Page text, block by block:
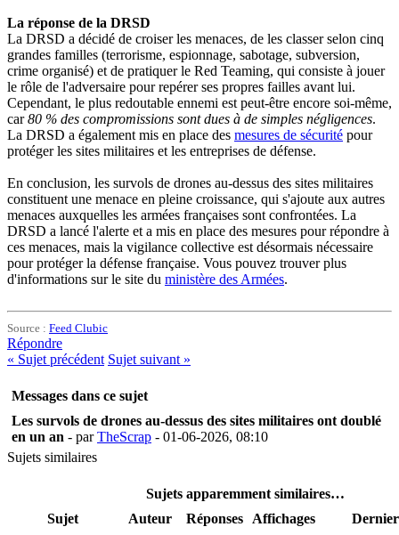
La réponse de la DRSD
La DRSD a décidé de croiser les menaces, de les classer selon cinq
grandes familles (terrorisme, espionnage, sabotage, subversion,
crime organisé) et de pratiquer le Red Teaming, qui consiste à jouer
le rôle de l'adversaire pour repérer ses propres failles avant lui.
Cependant, le plus redoutable ennemi est peut-être encore soi-même,
car80 % des compromissions sont dues à de simples négligences.
La DRSD a également mis en place des mesures de sécurité pour
protéger les sites militaires et les entreprises de défense.
En conclusion, les survols de drones au-dessus des sites militaires
constituent une menace en pleine croissance, qui s'ajoute aux autres
menaces auxquelles les armées françaises sont confrontées. La
DRSD a lancé l'alerte et a mis en place des mesures pour répondre à
ces menaces, mais la vigilance collective est désormais nécessaire
pour protéger la défense française. Vous pouvez trouver plus
d'informations sur le site du ministère des Armées.
Source : Feed Clubic
Répondre
« Sujet précédent Sujet suivant »
Messages dans ce sujet
Les survols de drones au-dessus des sites militaires ont doublé
en un an - parTheScrap - 01-06-2026, 08:10
Sujets similaires
Sujets apparemment similaires…
Sujet
Auteur Réponses Affichages
Dernier